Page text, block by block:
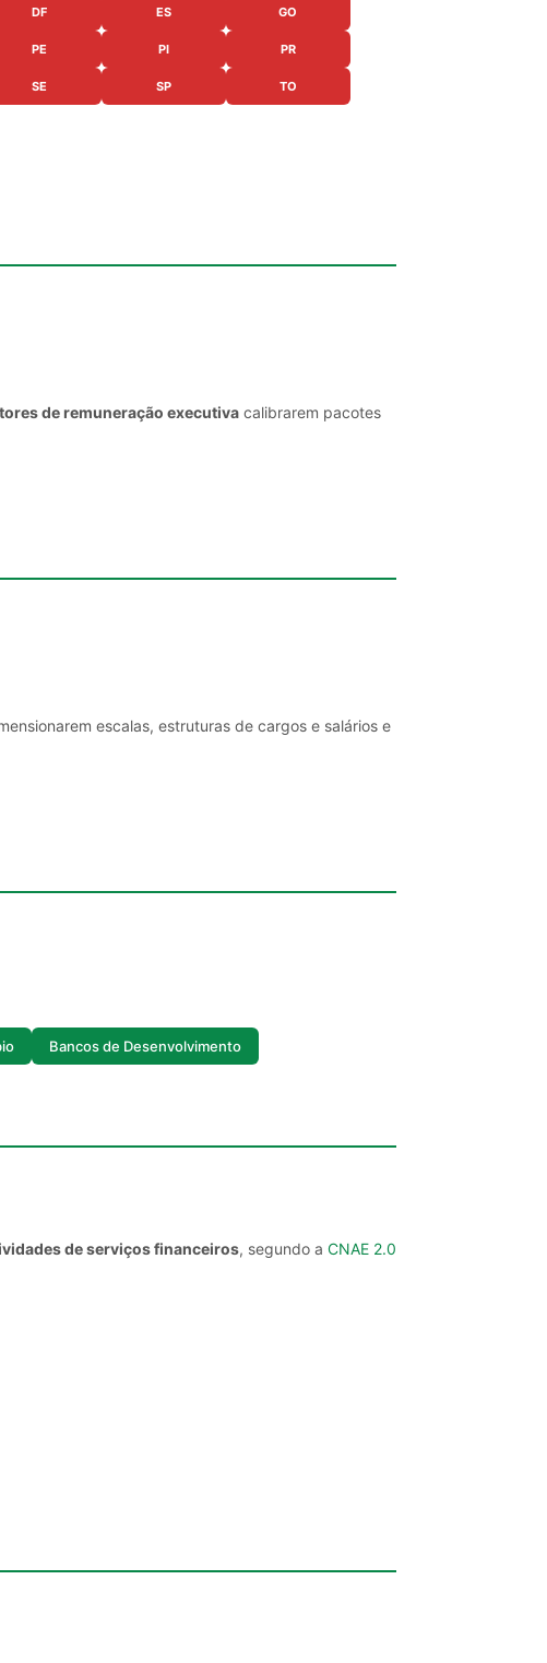
DF ES GO
PE PI PR
SE SP TO
de remuneração executiva calibrarem pacotes
escalas, estruturas de cargos e salários e
Bancos de Desenvolvimento
de serviços financeiros, segundo a CNAE 2.0